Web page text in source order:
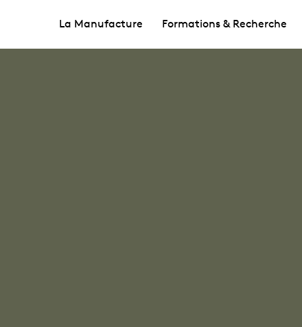
La Manufacture Formations & Recherche